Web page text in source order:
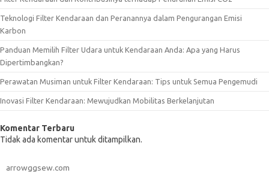
Teknologi Filter Kendaraan dan Peranannya dalam Pengurangan Emisi
Karbon
Panduan Memilih Filter Udara untuk Kendaraan Anda: Apa yang Harus
Dipertimbangkan?
Perawatan Musiman untuk Filter Kendaraan: Tips untuk Semua Pengemudi
Inovasi Filter Kendaraan: Mewujudkan Mobilitas Berkelanjutan
Komentar Terbaru
Tidak ada komentar untuk ditampilkan.
arrowggsew.com